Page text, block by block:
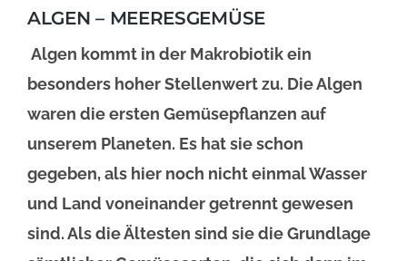
rot Instant bio
DETAILS
Ulva Lactuca
Alge
BESCHREIBUNG
/
ALGEN – MEERESGEMÜSE
Algen kommt in der Makrobiotik ein
besonders hoher Stellenwert zu. Die Algen
waren die ersten Gemüsepflanzen auf
unserem Planeten. Es hat sie schon
gegeben, als hier noch nicht einmal Wasser
und Land voneinander getrennt gewesen
sind. Als die Ältesten sind sie die Grundlage